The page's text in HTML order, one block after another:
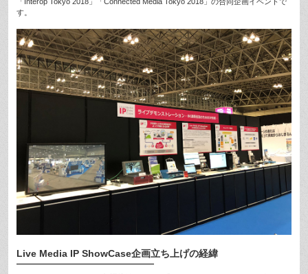
す。
Live Media IP ShowCase企画立ち上げの経緯